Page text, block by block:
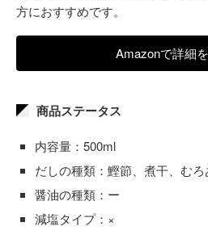
方におすすめです。
Amazonで詳細
商品ステータス
内容量：500ml
だしの種類：鰹節、煮干、む
醤油の種類：ー
減塩タイプ：×